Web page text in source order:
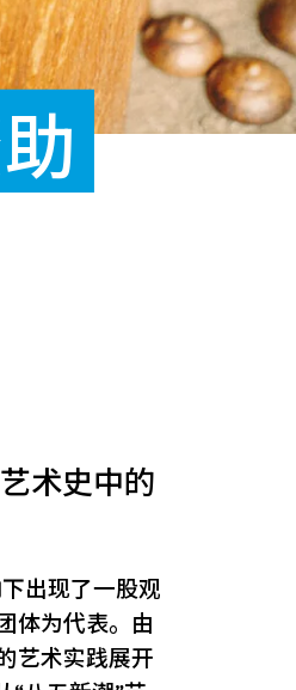
术史中的
出现了一股观
体为代表。由
艺术实践展开